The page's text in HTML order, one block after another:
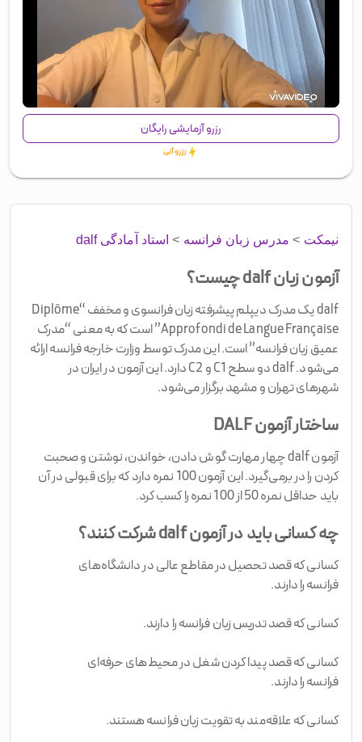
/ 00:52
رزرو آزمایشی رایگان
رزرو آنی
نیمکت > مدرس زبان فرانسه > استاد آمادگی dalf
آزمون زبان dalf چیست؟
dalf یک مدرک دیپلم پیشرفته زبان فرانسوی و مخفف “Diplôme
Approfondi de Langue Française” است که به معنی “مدرک
عمیق زبان فرانسه” است. این مدرک توسط وزارت خارجه فرانسه ارائه
می‌شود. dalf دو سطح C1 و C2 دارد. این آزمون در ایران در
شهرهای تهران و مشهد برگزار می‌شود.
ساختار آزمون DALF
آزمون dalf چهار مهارت گوش دادن، خواندن، نوشتن و صحبت
کردن را در برمی‌گیرد. این آزمون 100 نمره دارد که برای قبولی در آن
باید حداقل نمره 50 از 100 نمره را کسب کرد.
چه کسانی باید در آزمون dalf شرکت کنند؟
کسانی که قصد تحصیل در مقاطع عالی در دانشگاه‌های
فرانسه را دارند.
کسانی که قصد تدریس زبان فرانسه را دارند.
کسانی که قصد پیدا کردن شغل در محیط‌های حرفه‌ای
فرانسه را دارند.
کسانی که علاقه‌مند به تقویت زبان فرانسه هستند.